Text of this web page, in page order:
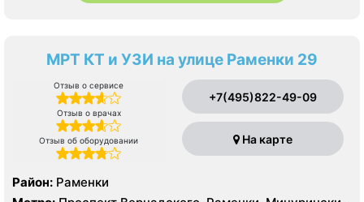
МРТ КТ и УЗИ на улице Раменки 29
Отзыв о сервисе
Отзыв о врачах
Отзыв об оборудовании
+7(495)822-49-09
На карте
Район: Раменки